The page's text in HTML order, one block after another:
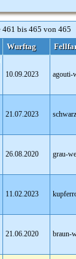
bis 465 von 465
Wurftag
10.09.2023 agouti-
21.07.2023
26.08.2020 grau-
11.02.2023
21.06.2020 braun-